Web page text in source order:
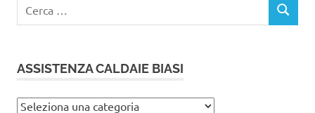
CERCA
ASSISTENZA CALDAIE BIASI
Assistenza